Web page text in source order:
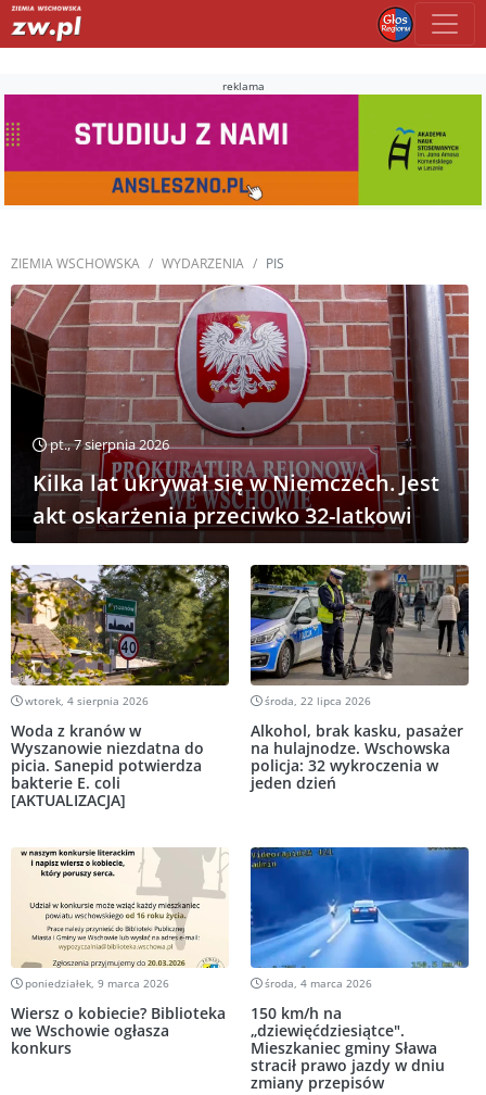
reklama
ZIEMIA WSCHOWSKA WYDARZENIA PIS
pt., 7 sierpnia 2026
Kilka lat ukrywał się w Niemczech. Jest
akt oskarżenia przeciwko 32-latkowi
wtorek, 4 sierpnia 2026
Woda z kranów w
Wyszanowie niezdatna do
picia. Sanepid potwierdza
bakterie E. coli
[AKTUALIZACJA]
środa, 22 lipca 2026
Alkohol, brak kasku, pasażer
na hulajnodze. Wschowska
policja: 32 wykroczenia w
jeden dzień
poniedziałek, 9 marca 2026
Wiersz o kobiecie? Biblioteka
we Wschowie ogłasza
konkurs
środa, 4 marca 2026
150 km/h na
„dziewięćdziesiątce".
Mieszkaniec gminy Sława
stracił prawo jazdy w dniu
zmiany przepisów